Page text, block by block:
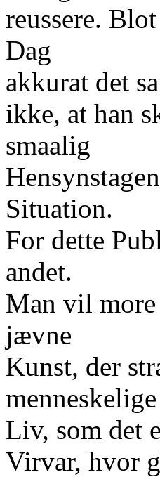
reussere.
Dag
akkurat det
ikke, at han
smaalig
Situation.
For dette
andet.
Man vil more
jævne
Kunst, der
menneskelige
Liv, som det
Virvar, hvor